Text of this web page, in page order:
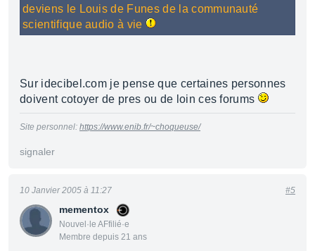
deviens le Louis de Funes de la communauté
scientifique audio à vie
Sur idecibel.com je pense que certaines personnes
doivent cotoyer de pres ou de loin ces forums
Site personnel: https://www.enib.fr/~choqueuse/
signaler
mementox
Nouvel·le AFfilié·e
Membre depuis 21 ans
10 Janvier 2005 à 11:27 #5